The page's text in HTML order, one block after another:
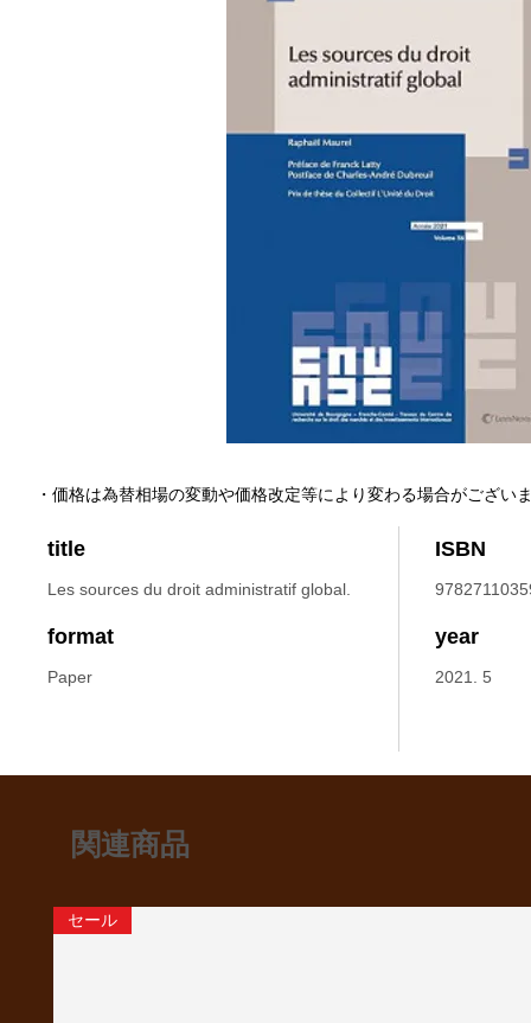
title
Les sources du droit administratif global.
ISBN
format
Paper
year
2021. 5
・価格は為替相場の変動や価格改定等により変わる場合がござい
関連商品
セール